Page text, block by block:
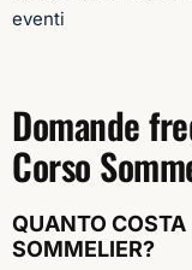
eventi
Domande
Corso
QUANTO
SOMMELIER?